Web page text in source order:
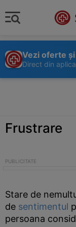
Vezi oferte
Direct din
Frustrare
Stare de
de sentimentul
persoana